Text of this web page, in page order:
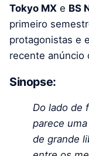
Tokyo MX e BS
primeiro
protagonistas e
recente anúncio
Sinopse:
Do lado de
parece
de grande